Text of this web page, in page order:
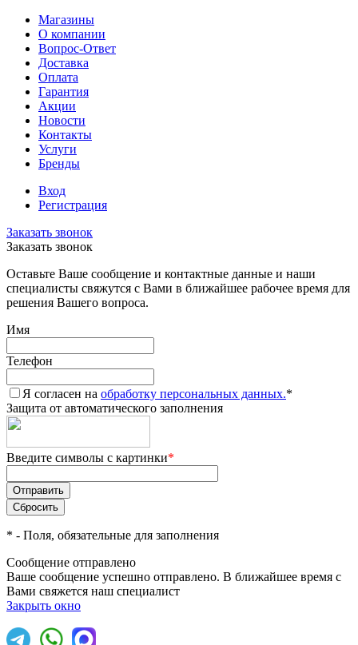
Магазины
О компании
Вопрос-Ответ
Доставка
Оплата
Гарантия
Акции
Новости
Контакты
Услуги
Бренды
Вход
Регистрация
Заказать звонок
Заказать звонок
Оставьте Ваше сообщение и контактные данные и наши
специалисты свяжутся с Вами в ближайшее рабочее время для
решения Вашего вопроса.
Имя
Телефон
Я согласен на обработку персональных данных.*
Защита от автоматического заполнения
Введите символы с картинки*
* - Поля, обязательные для заполнения
Сообщение отправлено
Ваше сообщение успешно отправлено. В ближайшее время с
Вами свяжется наш специалист
Закрыть окно